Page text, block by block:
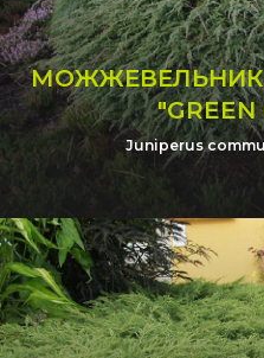
"GREEN
Juniperus